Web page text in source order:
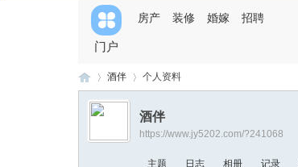
门户
房产 装修 婚嫁 招聘
›
酒伴
›
个人资料
酒伴
https://www.jy5202.com/?241068
主题 日志 相册 记录